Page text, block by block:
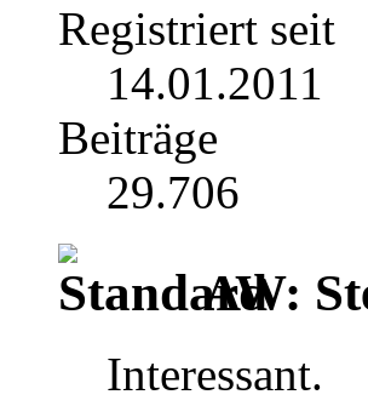
Registriert seit
14.01.2011
Beiträge
29.706
AW:
Interessant.